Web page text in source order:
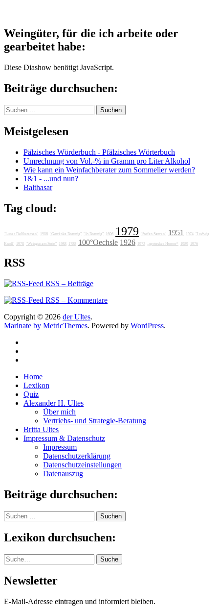
Weingüter, für die ich arbeite oder
gearbeitet habe:
Diese Diashow benötigt JavaScript.
Beiträge durchsuchen:
Suchen
nach:
Meistgelesen
Pälzisches Wörderbuch - Pfälzisches Wörterbuch
Umrechnung von Vol.-% in Gramm pro Liter Alkohol
Wie kann ein Weinfachberater zum Sommelier werden?
1&1 - ...und nun?
Balthasar
Tag cloud:
"Lunas Delikatessen" 1986 "Getränke Breunig" "Jo Breunig" 1606 1979 "Stefan Sattran" 1951 1974 "Ludwig
Knoll" 1978 "Weingut am Stein" 1988 1788 100°Oechsle 1926 1972 „grotesker Humor“ 1989 1976
RSS
RSS – Beiträge
RSS – Kommentare
Copyright © 2026 der Ultes.
Marinate by MetricThemes. Powered by WordPress.
Home
Lexikon
Quiz
Alexander H. Ultes
Über mich
Vertriebs- und Strategie-Beratung
Britta Ultes
Impressum & Datenschutz
Impressum
Datenschutzerklärung
Datenschutzeinstellungen
Datenauszug
Beiträge durchsuchen:
Suchen
nach:
Lexikon durchsuchen:
Suche Suche
Newsletter
E-Mail-Adresse eintragen und informiert bleiben.